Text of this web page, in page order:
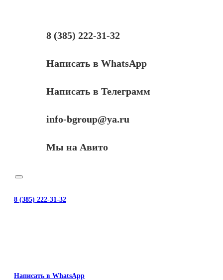
8 (385) 222-31-32
Написать в WhatsApp
Написать в Телеграмм
info-bgroup@ya.ru
Мы на Авито
8 (385) 222-31-32
Написать в WhatsApp